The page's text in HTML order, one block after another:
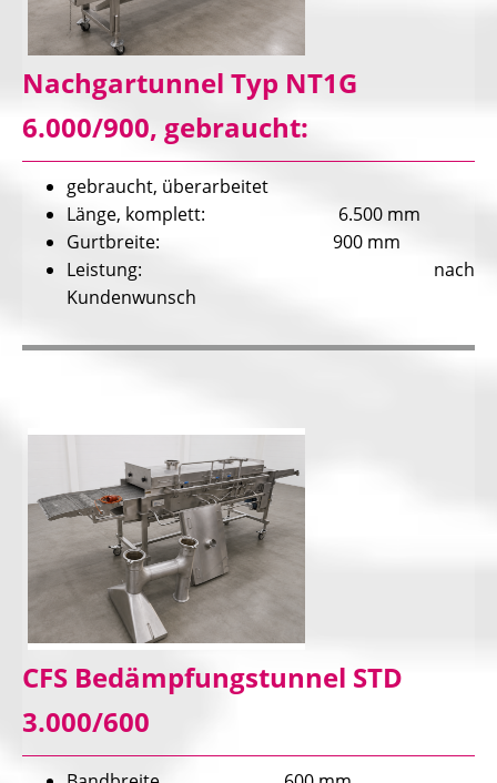
Nachgartunnel Typ NT1G
6.000/900, gebraucht:
gebraucht, überarbeitet
Länge, komplett: 6.500 mm
Gurtbreite: 900 mm
Leistung: nach
Kundenwunsch
CFS Bedämpfungstunnel STD
3.000/600